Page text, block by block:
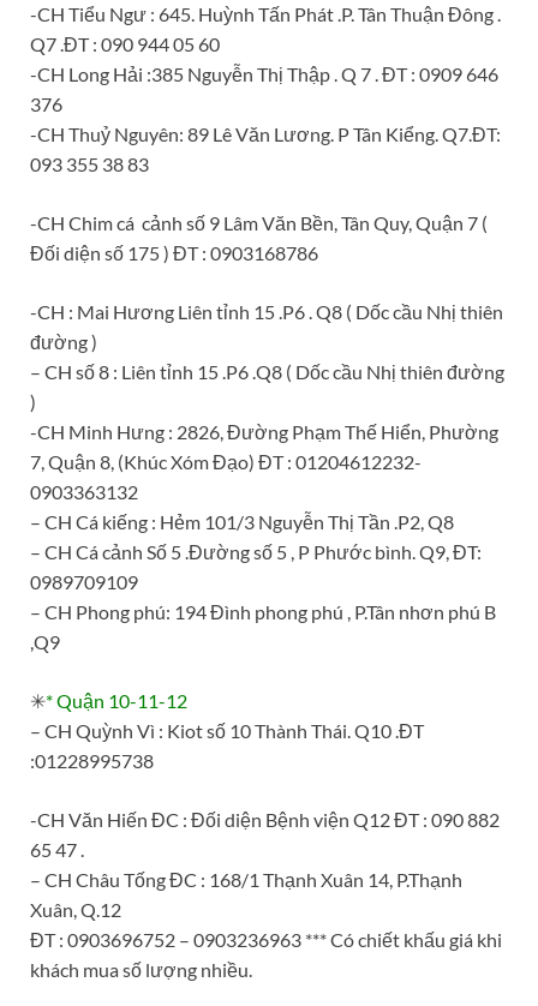
-CH Tiểu Ngư : 645. Huỳnh Tấn Phát .P. Tân Thuận Đông .
Q7 .ĐT : 090 944 05 60
-CH Long Hải :385 Nguyễn Thị Thập . Q 7 . ĐT : 0909 646
376
-CH Thuỷ Nguyên: 89 Lê Văn Lương. P Tân Kiểng. Q7.ĐT:
093 355 38 83
-CH Chim cá cảnh số 9 Lâm Văn Bền, Tân Quy, Quận 7 (
Đối diện số 175 ) ĐT : 0903168786
-CH : Mai Hương Liên tỉnh 15 .P6 . Q8 ( Dốc cầu Nhị thiên
đường )
– CH số 8 : Liên tỉnh 15 .P6 .Q8 ( Dốc cầu Nhị thiên đường
)
-CH Minh Hưng : 2826, Đường Phạm Thế Hiển, Phường
7, Quận 8, (Khúc Xóm Đạo) ĐT : 01204612232-
0903363132
– CH Cá kiếng : Hẻm 101/3 Nguyễn Thị Tần .P2, Q8
– CH Cá cảnh Số 5 .Đường số 5 , P Phước bình. Q9, ĐT:
0989709109
– CH Phong phú: 194 Đình phong phú , P.Tân nhơn phú B
,Q9
✳* Quận 10-11-12
– CH Quỳnh Vì : Kiot số 10 Thành Thái. Q10 .ĐT
:01228995738
-CH Văn Hiến ĐC : Đối diện Bệnh viện Q12 ĐT : 090 882
65 47 .
– CH Châu Tống ĐC : 168/1 Thạnh Xuân 14, P.Thạnh
Xuân, Q.12
ĐT : 0903696752 – 0903236963 *** Có chiết khấu giá khi
khách mua số lượng nhiều.